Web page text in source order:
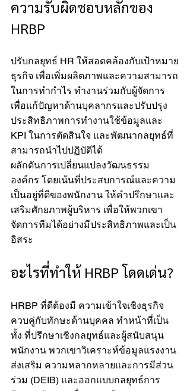
ความรับผิดชอบหลักของ
HRBP
ปรับกลยุทธ์ HR ให้สอดคล้องกับเป้าหมาย
ธุรกิจ เพื่อเพิ่มผลิตภาพและความสามารถ
ในการทำกำไร ทำงานร่วมกับผู้จัดการ
เพื่อแก้ปัญหาด้านบุคลากรและปรับปรุง
ประสิทธิภาพการทำงานใช้ข้อมูลและ
KPI ในการตัดสินใจ และพัฒนากลยุทธ์ที่
สามารถนำไปปฏิบัติได้
ผลักดันการเปลี่ยนแปลงวัฒนธรรม
องค์กร โดยเน้นที่ประสบการณ์และความ
เป็นอยู่ที่ดีของพนักงาน ให้คำปรึกษาและ
เสริมศักยภาพผู้บริหาร เพื่อให้พวกเขา
จัดการทีมได้อย่างมีประสิทธิภาพและเป็น
อิสระ
อะไรที่ทำให้ HRBP โดดเด่น?
HRBP ที่ดีต้องมี ความเข้าใจเชิงธุรกิจ
ควบคู่กับทักษะด้านบุคคล ทำหน้าที่เป็น
ทั้ง ที่ปรึกษาเชิงกลยุทธ์และผู้สนับสนุน
พนักงาน พวกเขาวิเคราะห์ข้อมูลแรงงาน
ส่งเสริม ความหลากหลายและการมีส่วน
ร่วม (DEIB) และออกแบบกลยุทธ์การ